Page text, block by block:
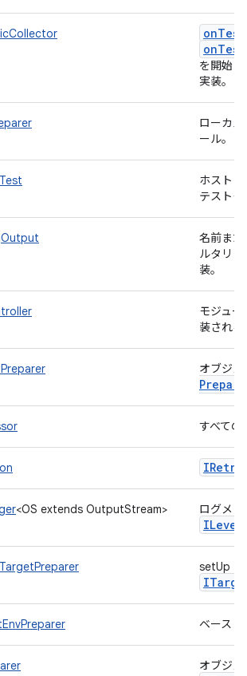
を開始
実装。
ローカ
ール。
ホスト
テスト
名前また
ルタリ
装。
モジュ
装される
オブジ
すべて
IRetry
<OS extends OutputStream> ログメ
setUp で
ベース
オブジ